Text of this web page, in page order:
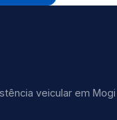
veicular em Mogi